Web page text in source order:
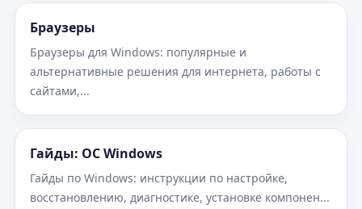
Браузеры
Браузеры для Windows: популярные и
альтернативные решения для интернета, работы с
сайтами,...
Гайды: ОС Windows
Гайды по Windows: инструкции по настройке,
восстановлению, диагностике, установке компонен...